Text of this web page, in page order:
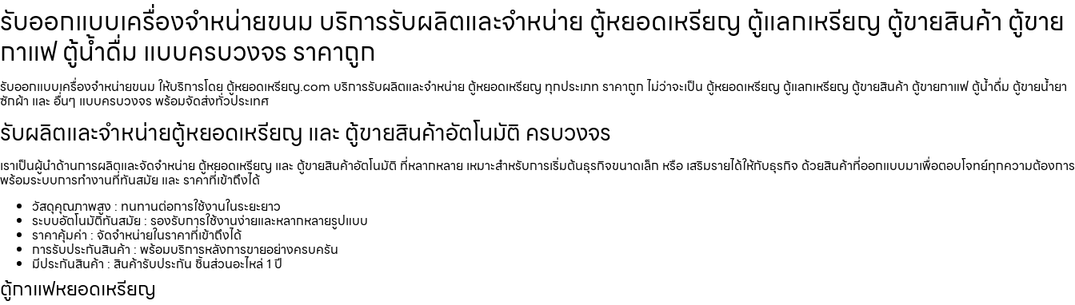
รับออกแบบเครื่องจำหน่ายขนม บริการรับผลิตและจำหน่าย ตู้หยอดเหรียญ ตู้แลกเหรียญ ตู้ขายสินค้า ตู้ขาย
กาแฟ ตู้น้ำดื่ม แบบครบวงจร ราคาถูก
รับออกแบบเครื่องจำหน่ายขนม ให้บริการโดย ตู้หยอดเหรียญ.com บริการรับผลิตและจำหน่าย ตู้หยอดเหรียญ ทุกประเภท ราคาถูก ไม่ว่าจะเป็น ตู้หยอดเหรียญ ตู้แลกเหรียญ ตู้ขายสินค้า ตู้ขายกาแฟ ตู้น้ำดื่ม ตู้ขายน้ำยา
ซักผ้า และ อื่นๆ แบบครบวงจร พร้อมจัดส่งทั่วประเทศ
รับผลิตและจำหน่ายตู้หยอดเหรียญ และ ตู้ขายสินค้าอัตโนมัติ ครบวงจร
เราเป็นผู้นำด้านการผลิตและจัดจำหน่าย ตู้หยอดเหรียญ และ ตู้ขายสินค้าอัตโนมัติ ที่หลากหลาย เหมาะสำหรับการเริ่มต้นธุรกิจขนาดเล็ก หรือ เสริมรายได้ให้กับธุรกิจ ด้วยสินค้าที่ออกแบบมาเพื่อตอบโจทย์ทุกความต้องการ
พร้อมระบบการทำงานที่ทันสมัย และ ราคาที่เข้าถึงได้
วัสดุคุณภาพสูง : ทนทานต่อการใช้งานในระยะยาว
ระบบอัตโนมัติทันสมัย : รองรับการใช้งานง่ายและหลากหลายรูปแบบ
ราคาคุ้มค่า : จัดจำหน่ายในราคาที่เข้าถึงได้
การรับประกันสินค้า : พร้อมบริการหลังการขายอย่างครบครัน
มีประกันสินค้า : สินค้ารับประกัน ชิ้นส่วนอะไหล่ 1 ปี
ตู้กาแฟหยอดเหรียญ